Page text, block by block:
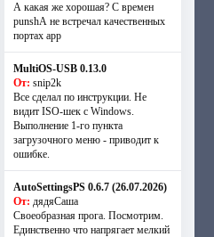
А какая же хорошая? С времен
punshА не встречал качественных
портах app
MultiOS-USB 0.13.0
От: snip2k
Все сделал по инструкции. Не
видит ISO-шек с Windows.
Выполнение 1-го пункта
загрузочного меню - приводит к
ошибке.
AutoSettingsPS 0.6.7 (26.07.2026)
От: дядяСаша
Своеобразная прога. Посмотрим.
Единственно что напрягает мелкий